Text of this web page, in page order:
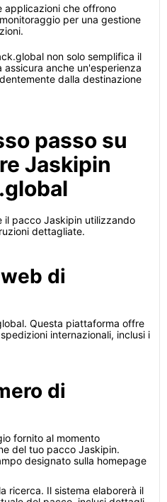
applicazioni che offrono
per una gestione
non solo semplifica il
anche un'esperienza
dalla destinazione
passo su
Jaskipin
il pacco Jaskipin utilizzando
dettagliate.
di
Questa piattaforma offre
internazionali, inclusi i
di
fornito al momento
del tuo pacco Jaskipin.
designato sulla homepage
ricerca. Il sistema elaborerà il